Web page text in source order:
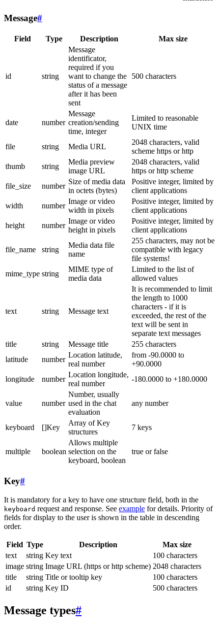
Message#
Field Type Description Max size
id string
Message
identificator,
required if you
want to change the
status of a message
after it has been
sent
500 characters
date number
Message
creation/sending
time, integer
Limited to reasonable
UNIX time
file string Media URL
2048 characters, valid
scheme https or http
thumb
string
Media preview
image URL
2048 characters, valid
https or http scheme
file_size
number
Size of media data
in octets (bytes)
Positive integer, limited by
client applications
width
number
Image or video
width in pixels
Positive integer, limited by
client applications
height
number
Image or video
height in pixels
Positive integer, limited by
client applications
file_name string
Media data file
name
255 characters, may not be
compatible with legacy
file systems!
mime_type string
MIME type of
media data
Limited to the list of
allowed values
text string Message text
It is recommended to limit
the length to 1000
characters - if it is
exceeded, the rest of the
text will be sent in
separate text messages
title
string Message title
255 characters
latitude
number
Location latitude,
real number
from -90.0000 to
+90.0000
longitude
number
Location longitude,
real number
-180.0000 to +180.0000
value number
Number, usually
used in the chat
evaluation
any number
keyboard []Key
Array of Key
structures
7 keys
multiple boolean
Allows multiple
selection on the
keyboard, boolean
true or false
Key#
It is mandatory for a key to have one structure field, both in the
keyboard request and response. See example for details. Priority of
fields for display to the user is shown in the table in descending
order.
Field Type Description
Max size
text
string Key text
100 characters
image string Image URL (https or http scheme) 2048 characters
title
string Title or tooltip key
100 characters
id
string Key ID 500 characters
Message types#